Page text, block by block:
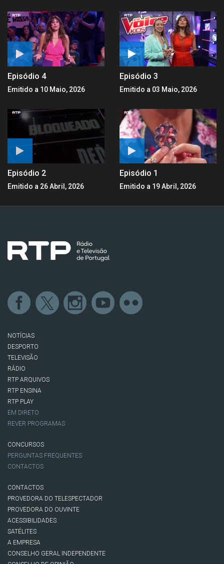
Episódio 4
Emitido a 10 Maio, 2026
Episódio 3
Emitido a 03 Maio, 2026
Episódio 2
Emitido a 26 Abril, 2026
Episódio 1
Emitido a 19 Abril, 2026
NOTÍCIAS
DESPORTO
TELEVISÃO
RÁDIO
RTP ARQUIVOS
RTP ENSINA
RTP PLAY
EM DIRETO
REVER PROGRAMAS
CONCURSOS
PERGUNTAS FREQUENTES
CONTACTOS
CONTACTOS
PROVEDORA DO TELESPECTADOR
PROVEDORA DO OUVINTE
ACESSIBILIDADES
SATÉLITES
A EMPRESA
CONSELHO GERAL INDEPENDENTE